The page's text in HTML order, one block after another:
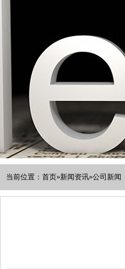
当前位置： 首页»新闻资讯»公司新闻